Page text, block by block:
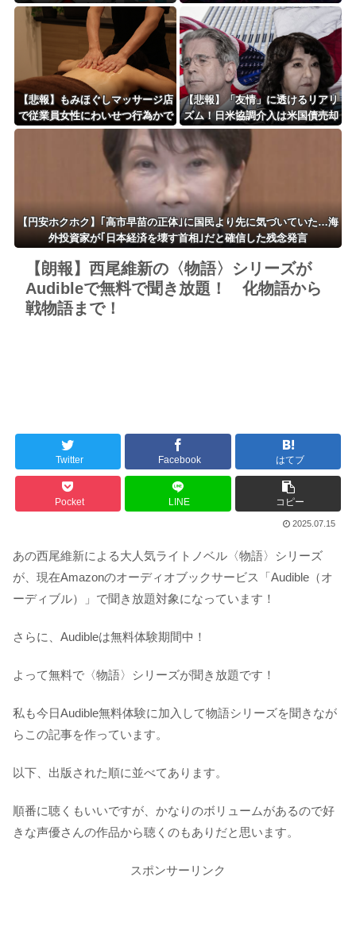
ｗｗｗｗｗ
十分でなかった」 性加害歴ある
漫画家を別名義で起用
【悲報】もみほぐしマッサージ店
で従業員女性にわいせつ行為かで
男を逮捕ｗｗｗｗｗｗｗｗｗ
【悲報】「友情」に透けるリアリ
ズム！日米協調介入は米国債売却
を回避するためだったｗｗｗｗｗ
【円安ホクホク】｢高市早苗の正体｣に国民より先に気づいていた…海
外投資家が｢日本経済を壊す首相｣だと確信した残念発言
【朗報】西尾維新の〈物語〉シリーズが
Audibleで無料で聞き放題！ 化物語から
戦物語まで！
Twitter Facebook はてブ
Pocket LINE コピー
2025.07.15
あの西尾維新による大人気ライトノベル〈物語〉シリーズ
が、現在Amazonのオーディオブックサービス「Audible（オ
ーディブル）」で聞き放題対象になっています！
さらに、Audibleは無料体験期間中！
よって無料で〈物語〉シリーズが聞き放題です！
私も今日Audible無料体験に加入して物語シリーズを聞きなが
らこの記事を作っています。
以下、出版された順に並べてあります。
順番に聴くもいいですが、かなりのボリュームがあるので好
きな声優さんの作品から聴くのもありだと思います。
スポンサーリンク